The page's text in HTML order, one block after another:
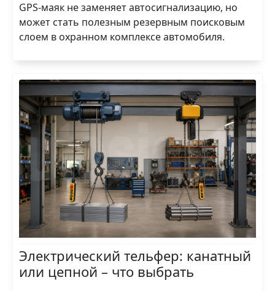
GPS-маяк не заменяет автосигнализацию, но
может стать полезным резервным поисковым
слоем в охранном комплексе автомобиля.
Электрический тельфер: канатный
или цепной – что выбрать